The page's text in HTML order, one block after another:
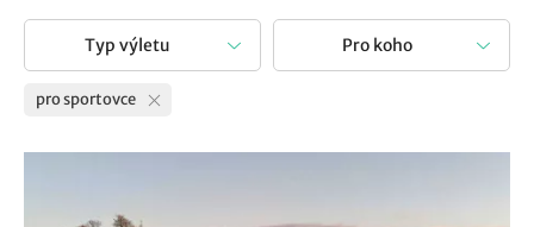
Typ výletu Pro koho
pro sportovce